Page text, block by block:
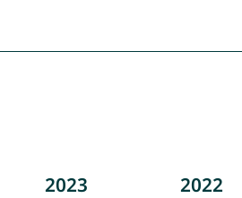
2023
2022